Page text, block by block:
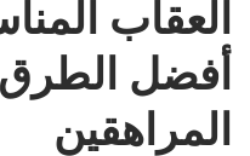
العقاب
أفضل الطرق
المراهقين